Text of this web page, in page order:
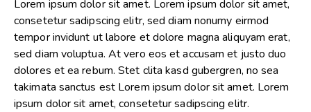
Lorem ipsum dolor sit amet. Lorem ipsum dolor sit amet,
consetetur sadipscing elitr, sed diam nonumy eirmod
tempor invidunt ut labore et dolore magna aliquyam erat,
sed diam voluptua. At vero eos et accusam et justo duo
dolores et ea rebum. Stet clita kasd gubergren, no sea
takimata sanctus est Lorem ipsum dolor sit amet. Lorem
ipsum dolor sit amet, consetetur sadipscing elitr.